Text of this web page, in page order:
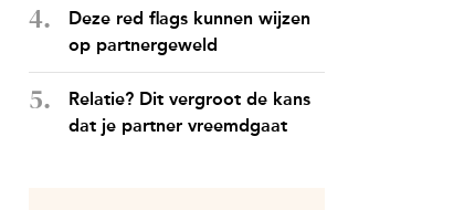
Deze red flags kunnen wijzen
op partnergeweld
Relatie? Dit vergroot de kans
dat je partner vreemdgaat